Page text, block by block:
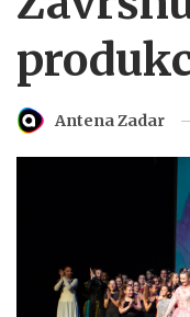
Antena Zadar